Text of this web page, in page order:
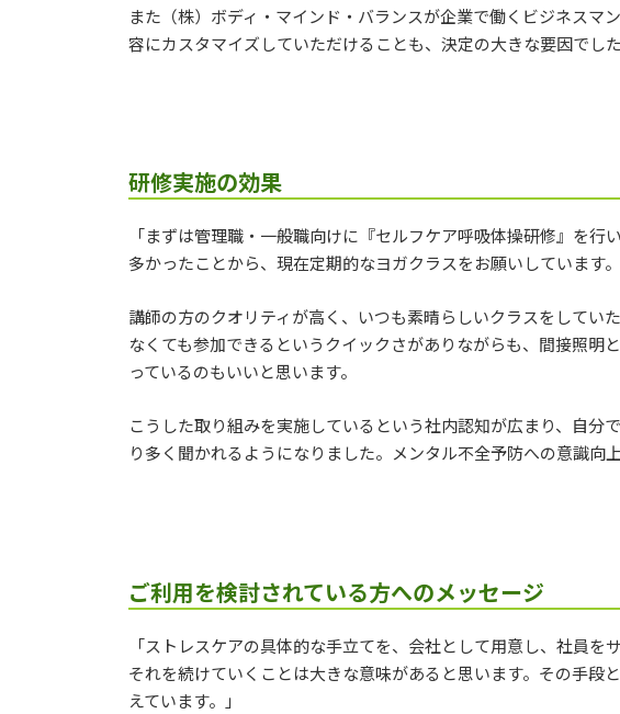
また（株）ボディ・マインド・バランスが企業で働くビジネス
容にカスタマイズしていただけることも、決定の大きな要因でした
研修実施の効果
「まずは管理職・一般職向けに『セルフケア呼吸体操研修』を
多かったことから、現在定期的なヨガクラスをお願いしています。
講師の方のクオリティが高く、いつも素晴らしいクラスをしてい
なくても参加できるというクイックさがありながらも、間接照明
っているのもいいと思います。
こうした取り組みを実施しているという社内認知が広まり、自分
り多く聞かれるようになりました。メンタル不全予防への意識向
ご利用を検討されている方へのメッセージ
「ストレスケアの具体的な手立てを、会社として用意し、社員
それを続けていくことは大きな意味があると思います。その手段
えています。」